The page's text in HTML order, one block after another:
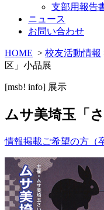
支部用報告
ニュース
お問い合わせ
HOME > 校友活動情報
区」小品展
[msb! info] 展示
ムサ美埼玉「
情報掲載ご希望の方（